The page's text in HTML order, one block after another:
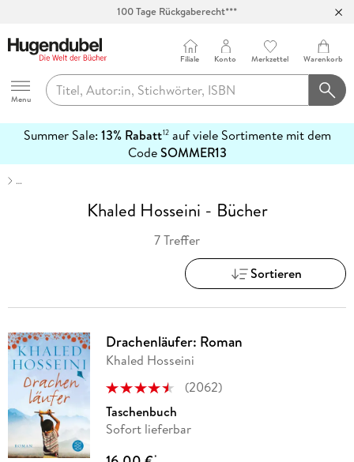
100 Tage Rückgaberecht***
Hugendubel
Menu
Filiale Konto Merkzettel Warenkorb
Summer Sale: 13% Rabatt12auf viele Sortimente mit dem
CodeSOMMER13
erfahren
…
Khaled Hosseini - Bücher
7 Treffer
Sortieren
Drachenläufer: Roman
Khaled Hosseini
(2062)
Taschenbuch
Sofort lieferbar
*